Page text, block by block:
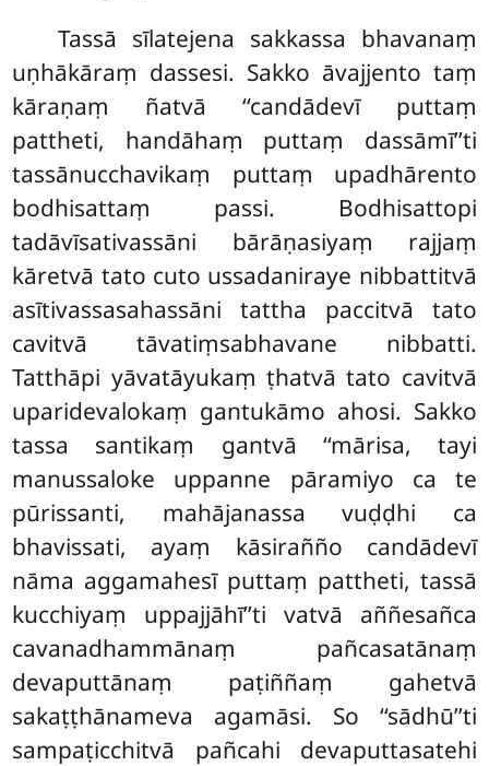
Tassā sīlatejena sakkassa bhavanaṃ
uṇhākāraṃ dassesi. Sakko āvajjento taṃ
kāraṇaṃ ñatvā ‘‘candādevī puttaṃ
pattheti, handāhaṃ puttaṃ dassāmī’’ti
tassānucchavikaṃ puttaṃ upadhārento
bodhisattaṃ passi. Bodhisattopi
tadāvīsativassāni bārāṇasiyaṃ rajjaṃ
kāretvā tato cuto ussadaniraye nibbattitvā
asītivassasahassāni tattha paccitvā tato
cavitvā tāvatiṃsabhavane nibbatti.
Tatthāpi yāvatāyukaṃ ṭhatvā tato cavitvā
uparidevalokaṃ gantukāmo ahosi. Sakko
tassa santikaṃ gantvā ‘‘mārisa, tayi
manussaloke uppanne pāramiyo ca te
pūrissanti, mahājanassa vuḍḍhi ca
bhavissati, ayaṃ kāsirañño candādevī
nāma aggamahesī puttaṃ pattheti, tassā
kucchiyaṃ uppajjāhī’’ti vatvā aññesañca
cavanadhammānaṃ pañcasatānaṃ
devaputtānaṃ paṭiññaṃ gahetvā
sakaṭṭhānameva agamāsi. So ‘‘sādhū’’ti
sampaṭicchitvā pañcahi devaputtasatehi